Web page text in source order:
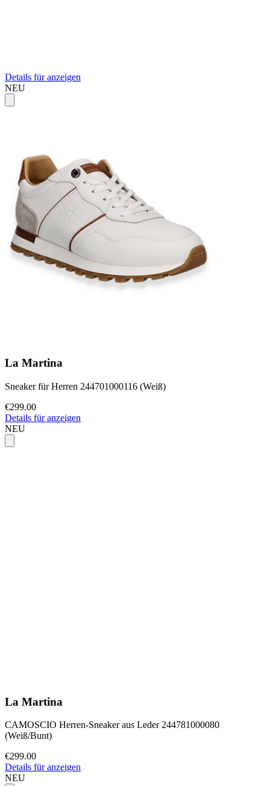
Details für anzeigen
NEU
La Martina
Sneaker für Herren 244701000116 (Weiß)
€299.00
Details für anzeigen
NEU
La Martina
CAMOSCIO Herren-Sneaker aus Leder 244781000080
(Weiß/Bunt)
€299.00
Details für anzeigen
NEU